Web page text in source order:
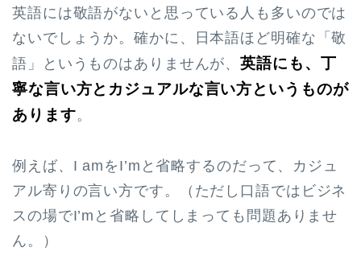
英語には敬語がないと思っている人も多いのでは
ないでしょうか。確かに、日本語ほど明確な「敬
語」というものはありませんが、英語にも、丁
寧な言い方とカジュアルな言い方というものが
あります。
例えば、I amをI’mと省略するのだって、カジュ
アル寄りの言い方です。（ただし口語ではビジネ
スの場でI’mと省略してしまっても問題ありませ
ん。）